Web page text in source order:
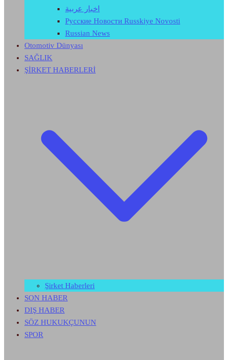
اخبار عربية
Русские Новости Russkiye Novosti
Russian News
Otomotiv Dünyası
SAĞLIK
ŞİRKET HABERLERİ
Şirket Haberleri
SON HABER
DIŞ HABER
SÖZ HUKUKÇUNUN
SPOR